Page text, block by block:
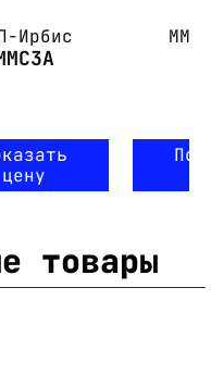
Ирбис
цену
товары